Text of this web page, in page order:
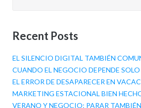
Recent Posts
EL SILENCIO DIGITAL TAMBIÉN
CUANDO EL NEGOCIO DEPENDE
EL ERROR DE DESAPARECER EN
MARKETING ESTACIONAL BIEN
VERANO Y NEGOCIO: PARAR